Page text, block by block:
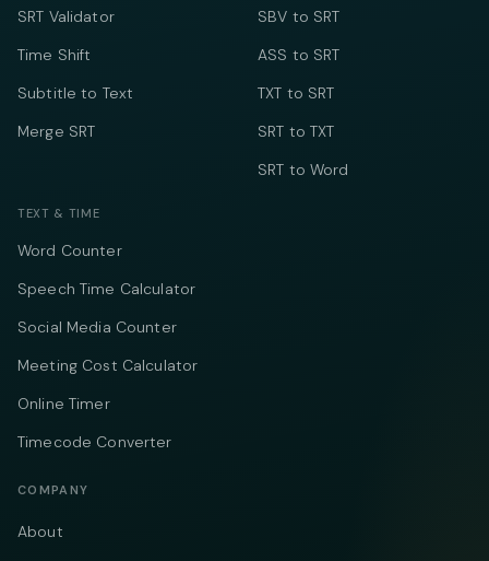
SRT Validator
Time Shift
Subtitle to Text
Merge SRT
SBV to SRT
ASS to SRT
TXT to SRT
SRT to TXT
SRT to Word
TEXT & TIME
Word Counter
Speech Time Calculator
Social Media Counter
Meeting Cost Calculator
Online Timer
Timecode Converter
COMPANY
About